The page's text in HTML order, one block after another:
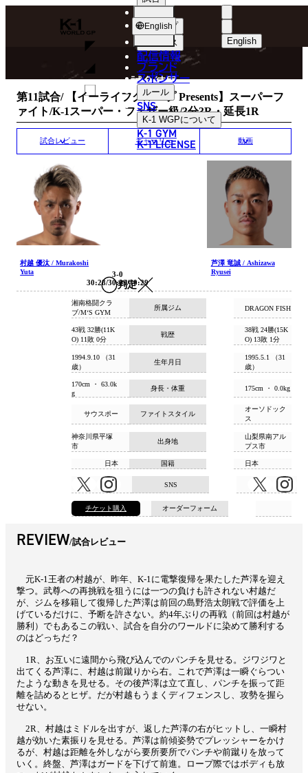
K-
WGP
English
ショップ
ニュース
配信情報
ブランド
スポンサー
ルール
SNS
K-1 WGPについて
K-1 GYM
K-1 LICENSE
English
MATCH RESULT
試合結果
第11試合/ 【イーライフグループ Presents】スーパーフ
ァイト/K-1スーパー・フェザー級/3分3R・延長1R
試合レビュー ギャラリー 動画
村越 優汰 / Murakoshi
Yuta
判定
3-0
30:28/30:29/30:29
芦澤 竜誠 / Ashizawa
Ryusei
所属ジム
湘南格闘クラ
ブ/M‘S GYM
DRAGON FISH
戦歴
43戦 32勝(11K
O) 11敗 0分
38戦 24勝(15K
O) 13敗 1分
生年月日
1994.9.10 （31
歳）
1995.5.1 （31
歳）
身長・体重
170cm ・ 63.0k
g
175cm ・ 0.0kg
ファイトスタイル
サウスポー
オーソドック
ス
出身地
神奈川県平塚
市
山梨県南アル
プス市
国籍
日本 日本
SNS
オーダーフォーム
チケット購入
REVIEW 試合レビュー
元K-1王者の村越が、昨年、K-1に電撃復帰を果たした芦澤を迎え
撃つ。武尊への再挑戦を狙うには一つの負けも許されない村越だ
が、ジムを移籍して復帰した芦澤は前回の島野浩太朗戦で評価を上
げているだけに、予断を許さない。約4年ぶりの再戦（前回は村越が
勝利）でもあるこの戦い、試合を自分のワールドに染めて勝利する
のはどっちだ？
1R、お互いに遠間から飛び込んでのパンチを見せる。ジワジワと
出てくる芦澤に、村越は前蹴りから右。これで芦澤は一瞬ぐらつい
たような動きを見せる。その後芦澤は立て直し、パンチを振って距
離を詰めるとヒザ。だが村越もうまくディフェンスし、攻勢を握ら
せない。
2R、村越はミドルを出すが、返した芦澤の右がヒットし、一瞬村
越が効いた素振りを見せる。芦澤は前傾姿勢でプレッシャーをかけ
るが、村越は距離を外しながら要所要所でパンチや前蹴りを放って
いく。終盤、芦澤はガードを下げて前進。ロープ際ではボディも放